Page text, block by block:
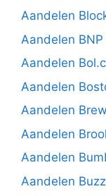
Aandelen
Aandelen
Aandelen
Aandelen
Aandelen
Aandelen
Aandelen
Aandelen